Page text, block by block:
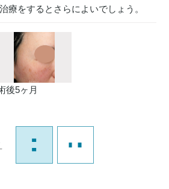
療をするとさらによいでしょう。
後5ヶ月